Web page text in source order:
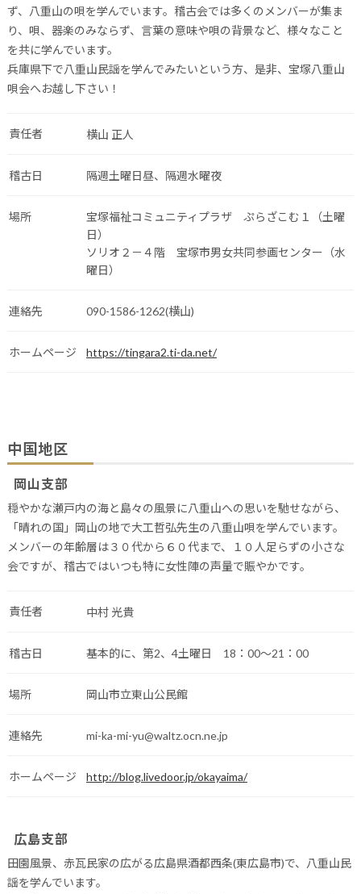
ず、八重山の唄を学んでいます。稽古会では多くのメンバーが集ま
り、唄、器楽のみならず、言葉の意味や唄の背景など、様々なこと
を共に学んでいます。
兵庫県下で八重山民謡を学んでみたいという方、是非、宝塚八重山
唄会へお越し下さい！
責任者 横山 正人
稽古日 隔週土曜日昼、隔週水曜夜
場所
宝塚福祉コミュニティプラザ ぷらざこむ１（土曜
日）
ソリオ２－４階 宝塚市男女共同参画センター（水
曜日）
連絡先 090-1586-1262(横山)
ホームページ https://tingara2.ti-da.net/
中国地区
岡山支部
穏やかな瀬戸内の海と島々の風景に八重山への思いを馳せながら、
「晴れの国」岡山の地で大工哲弘先生の八重山唄を学んでいます。
メンバーの年齢層は３０代から６０代まで、１０人足らずの小さな
会ですが、稽古ではいつも特に女性陣の声量で賑やかです。
責任者 中村 光貴
稽古日 基本的に、第2、4土曜日 18：00～21：00
場所 岡山市立東山公民館
連絡先 mi-ka-mi-yu@waltz.ocn.ne.jp
ホームページ http://blog.livedoor.jp/okayaima/
広島支部
田園風景、赤瓦民家の広がる広島県酒都西条(東広島市)で、八重山民
謡を学んでいます。